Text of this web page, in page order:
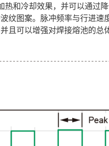
热和冷却效果，并可以通过
纹图案。脉冲频率与行进速
且可以增强对焊接熔池的总